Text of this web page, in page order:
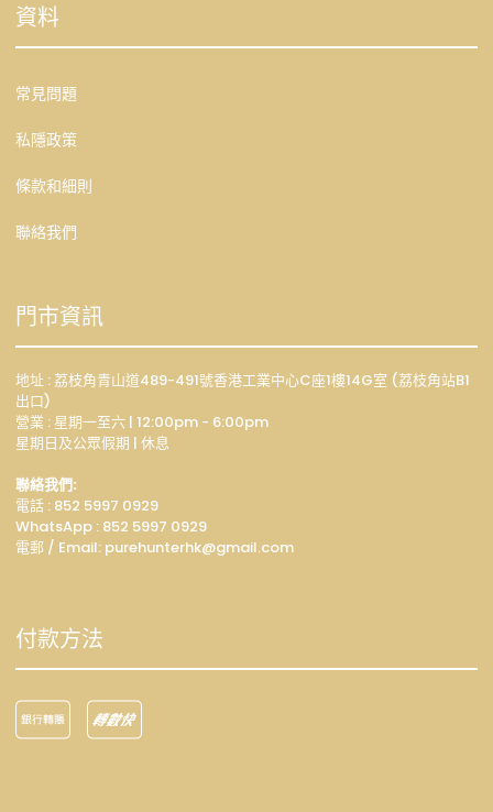
資料
常見問題
私隱政策
條款和細則
聯絡我們
門市資訊
地址 : 荔枝角青山道489-491號香港工業中心C座1樓14G室 (荔枝角站B1
出口)
營業 : 星期一至六 | 12:00pm - 6:00pm
星期日及公眾假期 | 休息
聯絡我們:
電話 : 852 5997 0929
WhatsApp : 852 5997 0929
電郵 / Email: purehunterhk@gmail.com
付款方法